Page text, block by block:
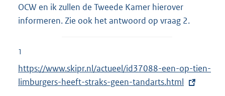
OCW en ik zullen de Tweede Kamer hierover
informeren. Zie ook het antwoord op vraag 2.
1
E
x
https://www.skipr.nl/actueel/id37088-een-op-tien-
limburgers-heeft-straks-geen-tandarts.html